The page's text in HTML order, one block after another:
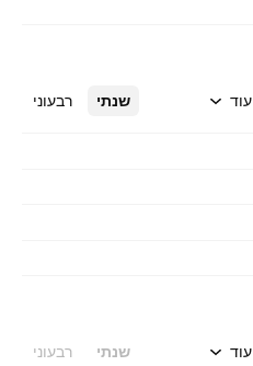
שנתי רבעוני עוד
שנתי רבעוני עוד